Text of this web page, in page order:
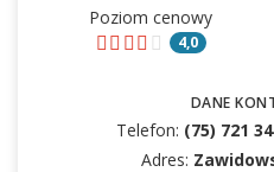
Poziom cenowy
4,0
DANE
Telefon: (75) 721
Adres: